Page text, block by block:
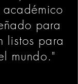
para
listos para
mundo."